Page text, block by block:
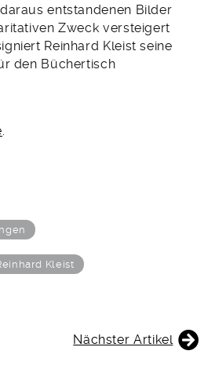
entstandenen Bilder
Zweck versteigert
Reinhard Kleist seine
den Büchertisch
.
Kleist
Nächster Artikel